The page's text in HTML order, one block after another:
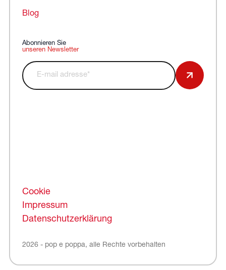
Blog
Abonnieren Sie
unseren Newsletter
Cookie
Impressum
Datenschutzerklärung
2026 - pop e poppa, alle Rechte vorbehalten